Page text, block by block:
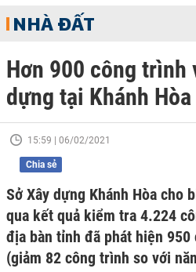
NHÀ ĐẤT
Hơn 900 công trình
dựng tại Khánh Hòa
15:59 | 06/02/2021
Chia sẻ
Sở Xây dựng Khánh Hòa cho
qua kết quả kiểm tra 4.224
địa bàn tỉnh đã phát hiện
(giảm 82 công trình so với